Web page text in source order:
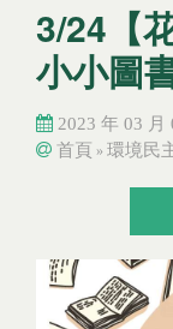
3/24【
小小圖
2023 年 03 月
您在這裡
首頁 » 環境民